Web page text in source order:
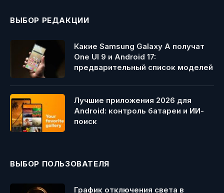
ВЫБОР РЕДАКЦИИ
Какие Samsung Galaxy A получат
One UI 9 и Android 17:
предварительный список моделей
Лучшие приложения 2026 для
Android: контроль батареи и ИИ-
поиск
ВЫБОР ПОЛЬЗОВАТЕЛЯ
График отключения света в